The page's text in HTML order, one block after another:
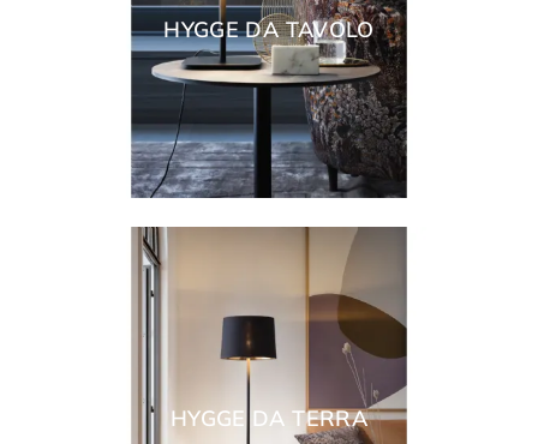
HYGGE DA TAVOLO
HYGGE DA TERRA